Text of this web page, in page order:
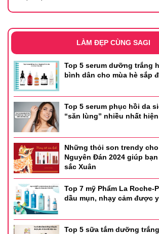
LÀM ĐẸP CÙNG SAGI
Top 5 serum dưỡng trắng
bình dân cho mùa hè sắp
Top 5 serum phục hồi da
“săn lùng” nhiều nhất
Những thỏi son trendy
Nguyên Đán 2024 giúp
sắc Xuân
Top 7 mỹ Phẩm La Roche-
dầu mụn, nhạy cảm được
Top 5 sữa tắm dưỡng